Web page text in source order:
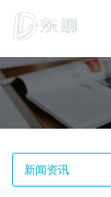
新闻资讯